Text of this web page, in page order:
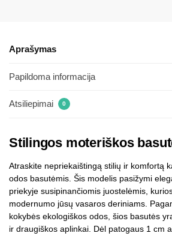
Aprašymas
Papildoma informacija
Atsiliepimai 0
Stilingos moteriškos
Atraskite nepriekaištingą stilių ir komfortą
odos basutėmis. Šis modelis pasižymi
priekyje susipinančiomis juostelėmis,
modernumo jūsų vasaros deriniams.
kokybės ekologiškos odos, šios basutės
ir draugiškos aplinkai. Dėl patogaus 1 cm